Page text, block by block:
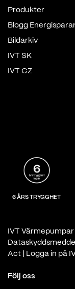
Produkter
Blogg
Bildarkiv
IVT SK
IVT CZ
6 ÅRS TRYGGHET
IVT
Act
Logga in på
Följ oss